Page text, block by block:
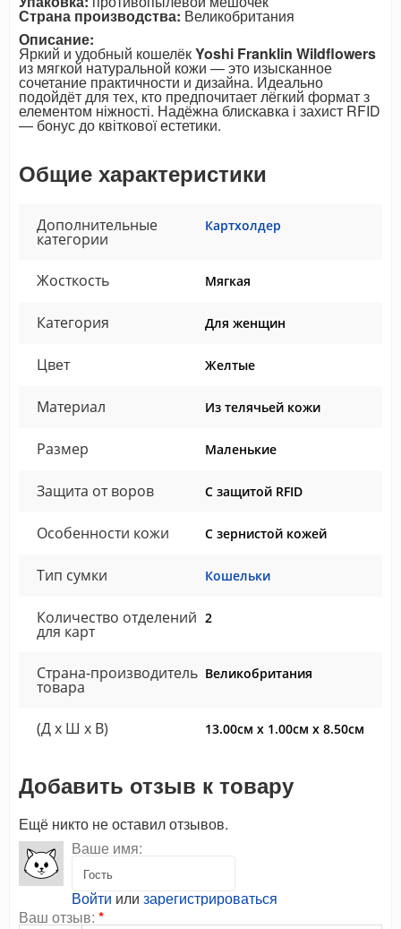
Страна производства: Великобритания
Описание:
Яркий и удобный кошелёкYoshi Franklin Wildflowers
из мягкой натуральной кожи — это изысканное
сочетание практичности и дизайна. Идеально
подойдёт для тех, кто предпочитает лёгкий формат з
елементом ніжності. Надёжна блискавка і захист RFID
— бонус до квіткової естетики.
Общие характеристики
Дополнительные
категории
Картхолдер
Жосткость Мягкая
Категория Для женщин
Цвет Желтые
Материал Из телячьей кожи
Размер Маленькие
Защита от воров С защитой RFID
Особенности кожи С зернистой кожей
Тип сумки Кошельки
Количество отделений
для карт
2
Страна-производитель
товара
Великобритания
(Д x Ш x В) 13.00см x 1.00см x 8.50см
Добавить отзыв к товару
Ещё никто не оставил отзывов.
Ваше имя:
Войти или зарегистрироваться
Ваш отзыв: *